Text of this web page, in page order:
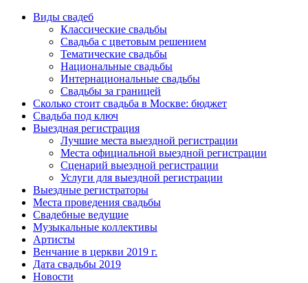
Виды свадеб
Классические свадьбы
Cвадьба с цветовым решением
Тематические свадьбы
Национальные свадьбы
Интернациональные свадьбы
Свадьбы за границей
Сколько стоит свадьба в Москве: бюджет
Свадьба под ключ
Выездная регистрация
Лучшие места выездной регистрации
Места официальной выездной регистрации
Сценарий выездной регистрации
Услуги для выездной регистрации
Выездные регистраторы
Места проведения свадьбы
Свадебные ведущие
Музыкальные коллективы
Артисты
Венчание в церкви 2019 г.
Дата свадьбы 2019
Новости